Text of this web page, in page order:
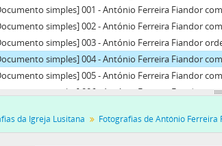
simples] 001 - António Ferreira Fiandor
simples] 002 - António Ferreira Fiandor
simples] 003 - António Ferreira Fiandor
simples] 004 - António Ferreira Fiandor
simples] 005 - António Ferreira Fiandor
simples] 006 - António Ferreira Fiandor
simples] 008 - António Ferreira Fiandor
da Igreja Lusitana Fotografias de António Ferreira